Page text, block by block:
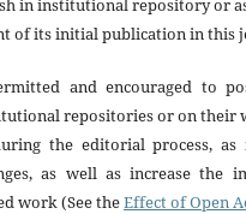
of its initial publication in this
and encouraged to
repositories or on their
the editorial process, as
as well as increase the
work (See theEffect of Open